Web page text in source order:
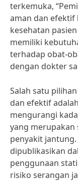
terkemuka,
aman dan efektif
kesehatan
memiliki
terhadap obat-
dengan dokter
Salah satu
dan efektif
mengurangi
yang
penyakit
dipublikasikan
penggunaan
risiko serangan